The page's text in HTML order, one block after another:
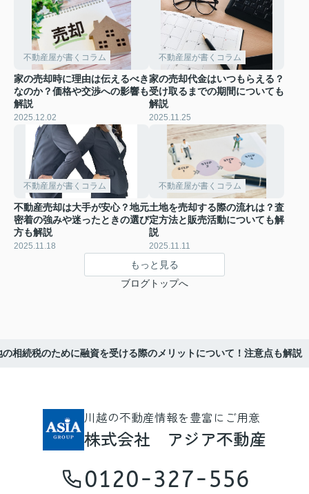
不動産屋が書くコラム
家の売却時に理由は伝えるべき
なのか？価格や交渉への影響も
解説
2025.12.02
不動産屋が書くコラム
家の売却代金はいつもらえる？
受け取るまでの期間についても
解説
2025.11.25
不動産屋が書くコラム
不動産売却は大手が安心？地元
密着の強みや迷ったときの選び
方も解説
2025.11.18
不動産屋が書くコラム
土地を売却する際の流れは？査
定方法と販売活動についても解
説
2025.11.11
もっと見る
ブログトップへ
の相続税のために融資を受ける際のメリットについて！注意点も解説
川越の不動産情報を豊富にご用意
株式会社 アジア不動産
0120-327-556